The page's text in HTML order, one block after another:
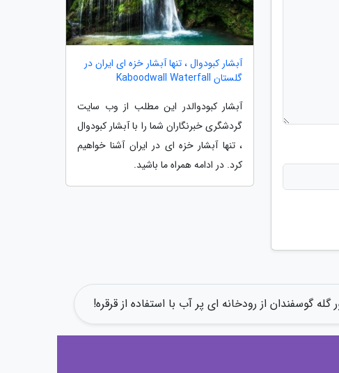
آبشار کبودوال ، تنها آبشار خزه ای ایران در
گلستان Kaboodwall Waterfall
آبشار کبودوالدر این مطلب از وب سایت
گردشگری خبرنگاران شما را با آبشار کبودوال
، تنها آبشار خزه ای در ایران آشنا خواهیم
کرد. در ادامه همراه ما باشید.
گوسفندان از رودخانه ای پر آب با استفاده از قرقره!